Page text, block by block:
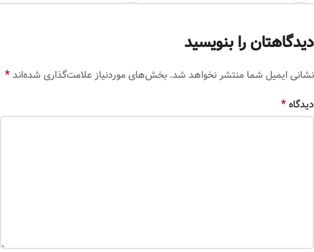
دیدگاهتان را بنویسید
نشانی ایمیل شما منتشر نخواهد شد. بخش‌های موردنیاز علامت‌گذاری شده‌اند*
دیدگاه*